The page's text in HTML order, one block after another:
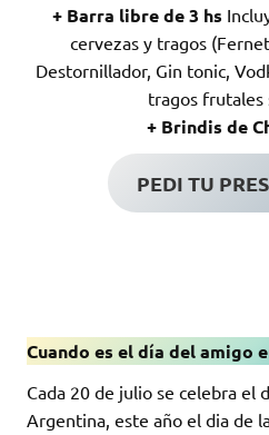
+ Barra libre de 3 hs
cervezas y tragos
Destornillador, Gin tonic,
tragos frutales
+ Brindis de
PEDI TU
Cuando es el día del amigo
Cada 20 de julio se celebra el
Argentina, este año el dia de